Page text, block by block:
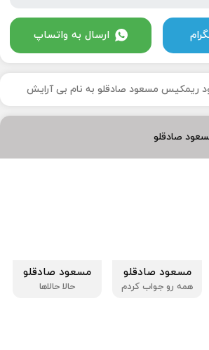
ارسال به واتساپ
ریمکیس مسعود صادقلو به نام بی آرایش
صادقلو
مسعود صادقلو
همه رو جواب کردم
مسعود صادقلو
حالا حالاها